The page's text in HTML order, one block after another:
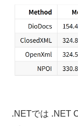
.NETでは .NET